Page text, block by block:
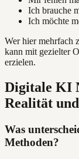
Ich brauche
Ich möchte
Wer hier mehrfach
kann mit gezielter
erzielen.
Digitale KI
Realität
Was
Methoden?